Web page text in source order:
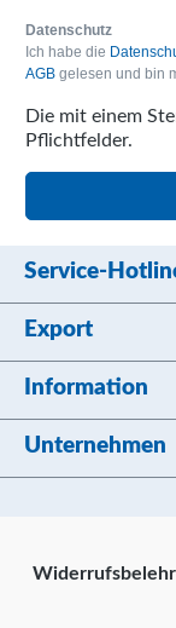
Datenschutz
Ich habe die
AGB gelesen und bin
Die mit einem
Pflichtfelder.
Service-
Export
Information
Unternehmen